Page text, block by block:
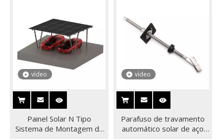
vídeo
Painel Solar N Tipo
Sistema de Montagem de
vídeo
Parafuso de travamento
automático solar de aço